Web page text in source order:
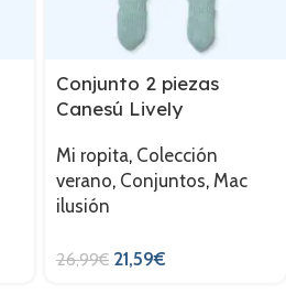
Conjunto 2 piezas
Canesú Lively
Mi ropita, Colección
verano, Conjuntos, Mac
ilusión
26,99€ 21,59€